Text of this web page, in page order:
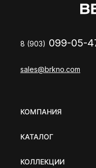
8 (903) 099-05-
sales@brkno.com
КОМПАНИЯ
КАТАЛОГ
КОЛЛЕКЦИИ